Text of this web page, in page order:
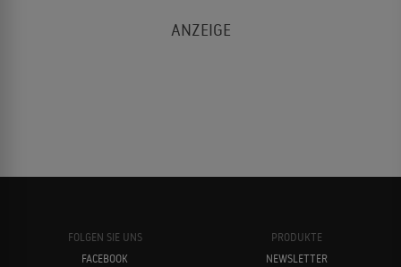
FOLGEN SIE UNS
FACEBOOK
PRODUKTE
NEWSLETTER